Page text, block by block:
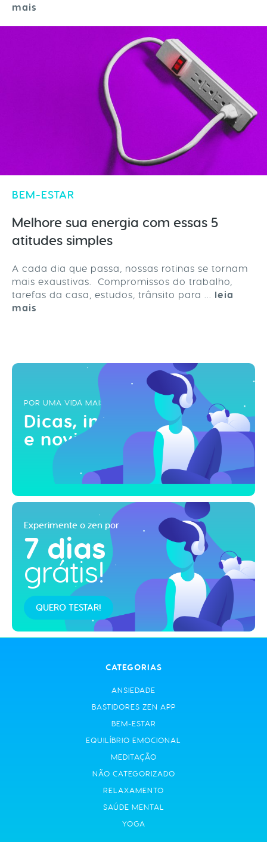
mais
BEM-ESTAR
Melhore sua energia com essas 5
atitudes simples
A cada dia que passa, nossas rotinas se tornam
mais exaustivas. Compromissos do trabalho,
tarefas da casa, estudos, trânsito para ... leia
mais
POR UMA VIDA MAIS ZEN
Dicas, inspirações
e novidades!
Experimente o zen por
7 dias
grátis!
QUERO TESTAR!
CATEGORIAS
ANSIEDADE
BASTIDORES ZEN APP
BEM-ESTAR
EQUILÍBRIO EMOCIONAL
MEDITAÇÃO
NÃO CATEGORIZADO
RELAXAMENTO
SAÚDE MENTAL
YOGA